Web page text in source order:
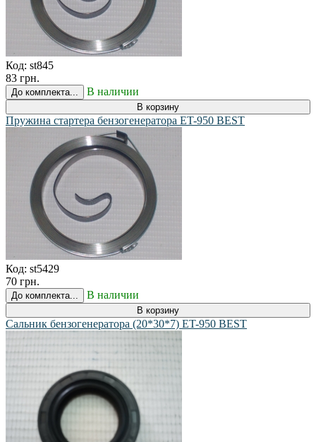
Код: st845
83 грн.
До комплекта... В наличии
В корзину
Пружина стартера бензогенератора ET-950 BEST
Код: st5429
70 грн.
До комплекта... В наличии
В корзину
Сальник бензогенератора (20*30*7) ET-950 BEST